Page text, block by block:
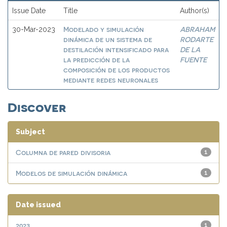
Issue Date Title Author(s)
30-Mar-2023
Modelado y simulación
dinámica de un sistema de
destilación intensificado para
la predicción de la
composición de los productos
mediante redes neuronales
ABRAHAM
RODARTE
DE LA
FUENTE
Discover
Subject
1
Columna de pared divisoria
1
Modelos de simulación dinámica
Date issued
1
2023